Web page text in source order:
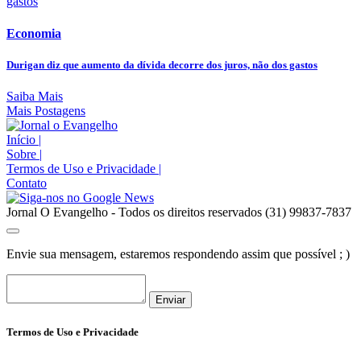
Economia
Durigan diz que aumento da dívida decorre dos juros, não dos gastos
Saiba Mais
Mais Postagens
Início |
Sobre |
Termos de Uso e Privacidade |
Contato
Jornal O Evangelho - Todos os direitos reservados (31) 99837-7837
Envie sua mensagem, estaremos respondendo assim que possível ; )
Enviar
Termos de Uso e Privacidade